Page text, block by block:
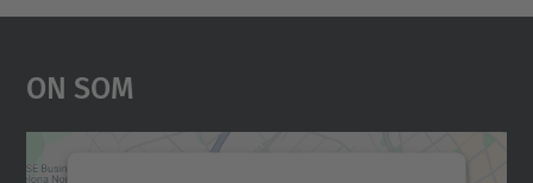
On Som